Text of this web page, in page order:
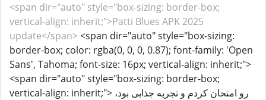
<span dir="auto" style="box-sizing: border-box;
vertical-align: inherit;">Patti Blues APK 2025
update</span> <span dir="auto" style="box-sizing:
border-box; color: rgba(0, 0, 0, 0.87); font-family: 'Open
Sans', Tahoma; font-size: 16px; vertical-align: inherit;">
<span dir="auto" style="box-sizing: border-box;
vertical-align: inherit;"> رو امتحان کردم و تجربه جذابی بود،